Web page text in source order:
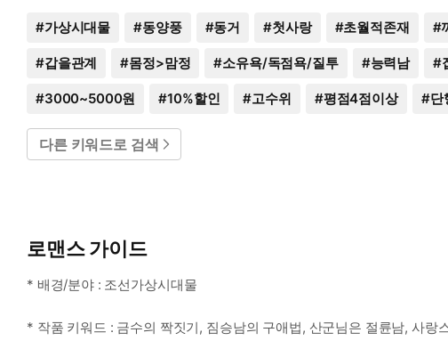
#가상시대물 #동양풍 #동거 #첫사랑 #초월적존재 #
#갑을관계 #몸정>맘정 #소유욕/독점욕/질투 #능력남 #
#3000~5000원 #10%할인 #고수위 #평점4점이상 #단
다른 키워드로 검색
로맨스 가이드
* 배경/분야 : 조선가상시대물
* 작품 키워드 : 금수의 짝짓기, 짐승남의 구애법, 산군님은 절륜남, 사